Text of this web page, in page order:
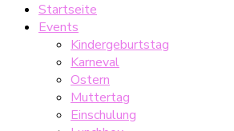
Startseite
Events
Kindergeburtstag
Karneval
Ostern
Muttertag
Einschulung